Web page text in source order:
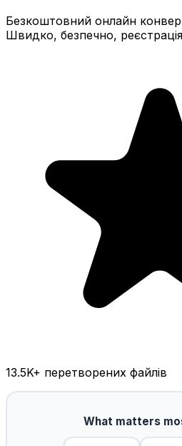
Безкоштовний онлайн
Швидко, безпечно,
13.5K+ перетворених файлів
What matters